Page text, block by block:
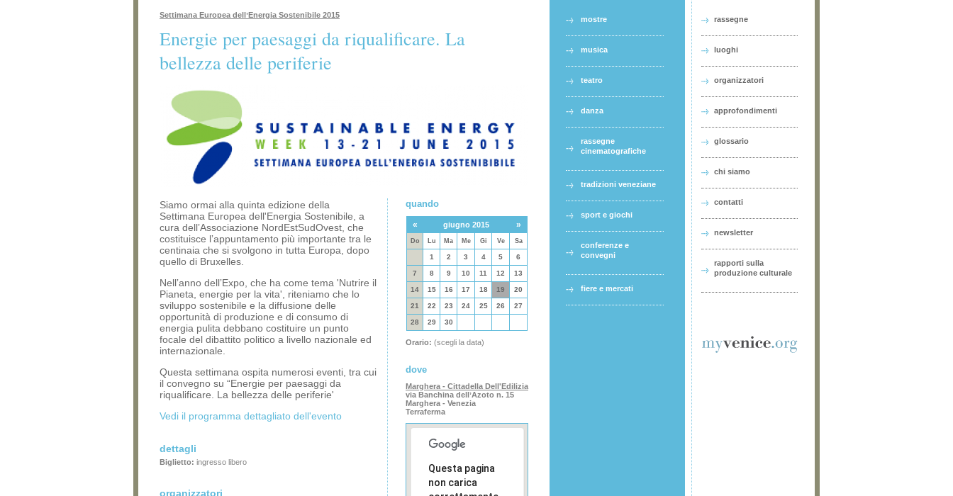
Settimana Europea dellʼEnergia Sostenibile 2015
Energie per paesaggi da riqualificare. La
bellezza delle periferie
Siamo ormai alla quinta edizione della
Settimana Europea dell'Energia Sostenibile, a
cura dellʼAssociazione NordEstSudOvest, che
costituisce lʼappuntamento più importante tra le
centinaia che si svolgono in tutta Europa, dopo
quello di Bruxelles.
Nellʼanno dellʼExpo, che ha come tema 'Nutrire il
Pianeta, energie per la vita', riteniamo che lo
sviluppo sostenibile e la diffusione delle
opportunità di produzione e di consumo di
energia pulita debbano costituire un punto
focale del dibattito politico a livello nazionale ed
internazionale.
Questa settimana ospita numerosi eventi, tra cui
il convegno su “Energie per paesaggi da
riqualificare. La bellezza delle periferie'
Vedi il programma dettagliato dell'evento
dettagli
Biglietto: ingresso libero
organizzatori
quando
« giugno 2015 »
Do Lu Ma Me Gi Ve Sa
1 2 3 4 5 6
7 8 9 10 11 12 13
14 15 16 17 18 19 20
21 22 23 24 25 26 27
28 29 30
Orario: (scegli la data)
dove
Marghera - Cittadella Dell'Edilizia
via Banchina dellʼAzoto n. 15
Marghera - Venezia
Terraferma
Questa pagina
non carica
mostre
musica
teatro
danza
rassegne
cinematografiche
tradizioni veneziane
sport e giochi
conferenze e
convegni
fiere e mercati
rassegne
luoghi
organizzatori
approfondimenti
glossario
chi siamo
contatti
newsletter
rapporti sulla
produzione culturale